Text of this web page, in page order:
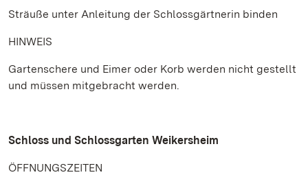
Sträuße unter Anleitung der Schlossgärtnerin binden
HINWEIS
Gartenschere und Eimer oder Korb werden nicht gestellt
und müssen mitgebracht werden.
Schloss und Schlossgarten Weikersheim
ÖFFNUNGSZEITEN